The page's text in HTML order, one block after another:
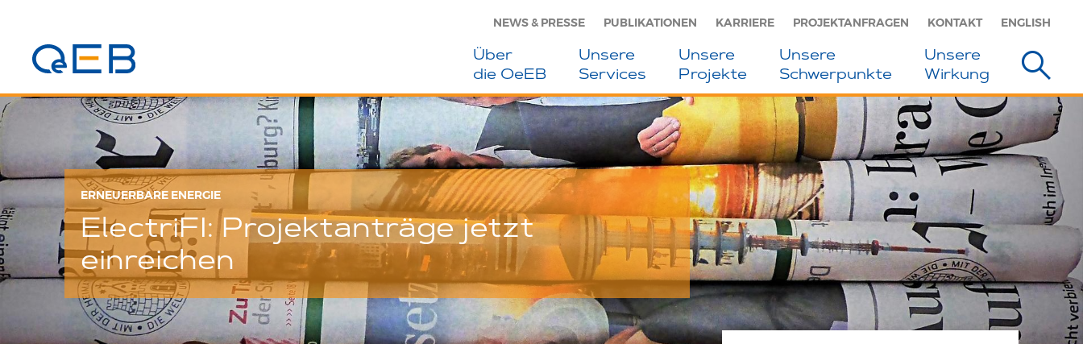
NEWS & PRESSE PUBLIKATIONEN KARRIERE PROJEKTANFRAGEN KONTAKT ENGLISH
Über
die OeEB
Unsere
Services
Unsere
Projekte
Unsere
Schwerpunkte
Unsere
Wirkung
ERNEUERBARE ENERGIE
ElectriFI: Projektanträge jetzt
einreichen